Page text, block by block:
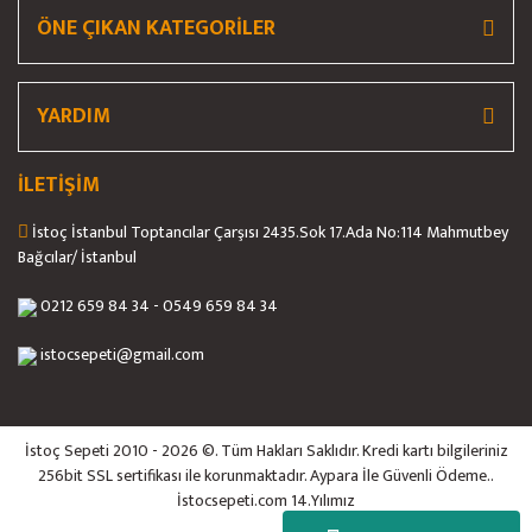
ÖNE ÇIKAN KATEGORİLER
YARDIM
İLETİŞİM
İstoç İstanbul Toptancılar Çarşısı 2435.Sok 17.Ada No:114 Mahmutbey
Bağcılar/ İstanbul
0212 659 84 34 - 0549 659 84 34
istocsepeti@gmail.com
İstoç Sepeti 2010 - 2026 ©. Tüm Hakları Saklıdır. Kredi kartı bilgileriniz
256bit SSL sertifikası ile korunmaktadır. Aypara İle Güvenli Ödeme..
İstocsepeti.com 14.Yılımız